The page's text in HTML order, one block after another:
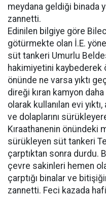
meydana geldiği binada
zannetti.
Edinilen bilgiye göre
götürmekte olan İ.E.
süt tankeri Umurlu
hakimiyetini kaybederek
önünde ne varsa yıktı
direği kıran kamyon
olarak kullanılan evi
ve dolaplarını
Kıraathanenin önündeki
sürükleyen süt tankeri
çarptıktan sonra durdu.
çevre sakinleri hemen
çarptığı binalar ve
zannetti. Feci kazada